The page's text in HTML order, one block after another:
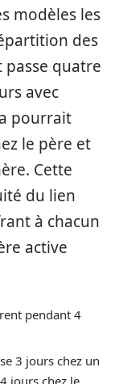
modèles les
des
passe quatre
avec
pourrait
le père et
Cette
du lien
à chacun
active
pendant 4
3 jours chez un
jours chez le